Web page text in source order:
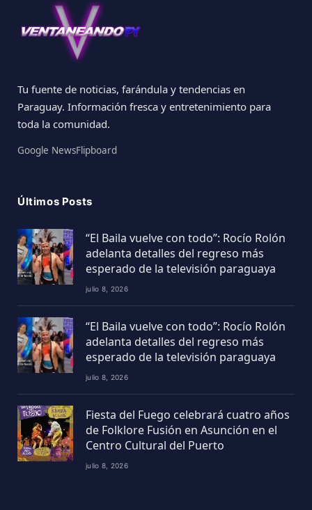
Tu fuente de noticias, farándula y tendencias en
Paraguay. Información fresca y entretenimiento para
toda la comunidad.
Google NewsFlipboard
Últimos Posts
“El Baila vuelve con todo”: Rocío Rolón
adelanta detalles del regreso más
esperado de la televisión paraguaya
julio 8, 2026
“El Baila vuelve con todo”: Rocío Rolón
adelanta detalles del regreso más
esperado de la televisión paraguaya
julio 8, 2026
Fiesta del Fuego celebrará cuatro años
de Folklore Fusión en Asunción en el
Centro Cultural del Puerto
julio 8, 2026